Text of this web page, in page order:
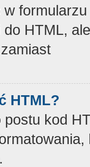
do HTML,
HTML?
kod